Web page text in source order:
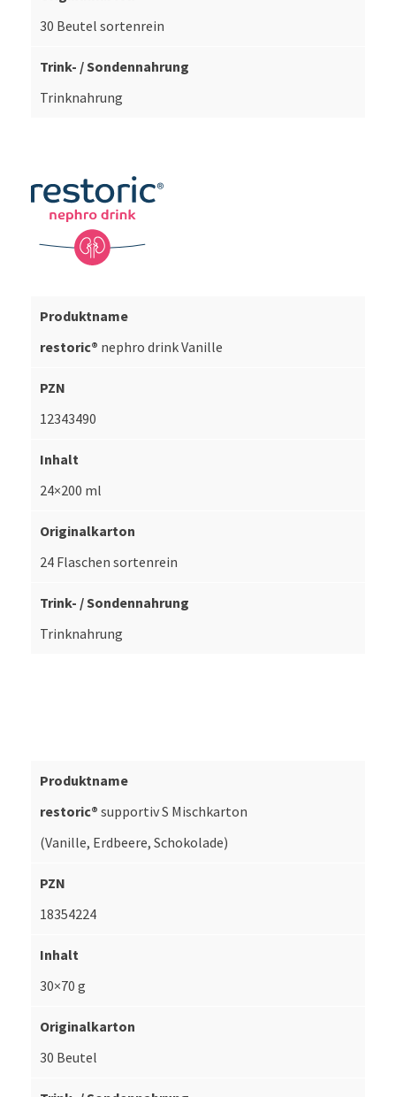
30 Beutel sortenrein
Trinknahrung
restoric® nephro drink Vanille
12343490
24×200 ml
24 Flaschen sortenrein
Trinknahrung
restoric® supportiv S Mischkarton
(Vanille, Erdbeere, Schokolade)
18354224
30×70 g
30 Beutel